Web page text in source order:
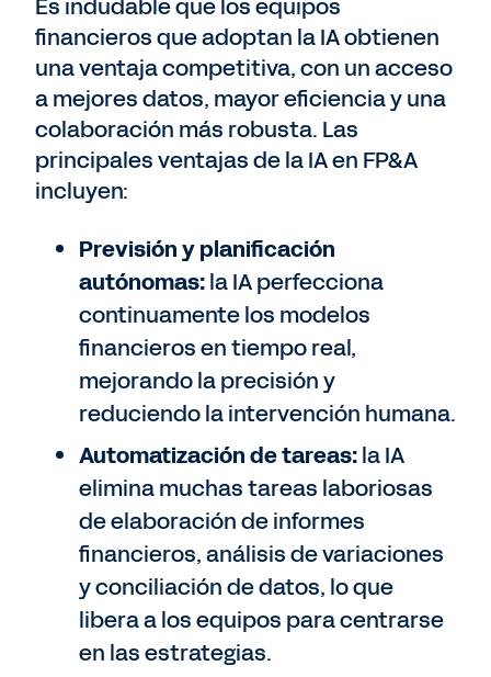
financieros que adoptan la IA obtienen
una ventaja competitiva, con un acceso
a mejores datos, mayor eficiencia y una
colaboración más robusta. Las
principales ventajas de la IA en FP&A
incluyen:
Previsión y planificación
autónomas:la IA perfecciona
continuamente los modelos
financieros en tiempo real,
mejorando la precisión y
reduciendo la intervención humana.
Automatización de tareas:la IA
elimina muchas tareas laboriosas
de elaboración de informes
financieros, análisis de variaciones
y conciliación de datos, lo que
libera a los equipos para centrarse
en las estrategias.